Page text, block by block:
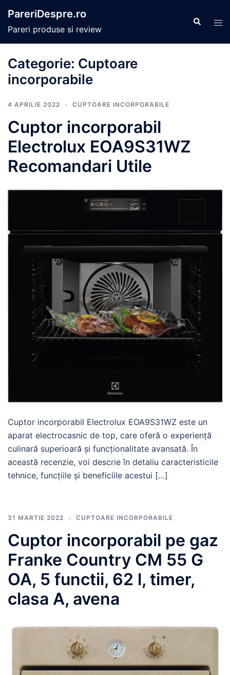
conținut
PareriDespre.ro
Pareri produse si review
Caută
Categorie: Cuptoare
incorporabile
4 APRILIE 2022 CUPTOARE INCORPORABILE
Cuptor incorporabil
Electrolux EOA9S31WZ
Recomandari Utile
Cuptor incorporabil Electrolux EOA9S31WZ este un
aparat electrocasnic de top, care oferă o experiență
culinară superioară și funcționalitate avansată. În
această recenzie, voi descrie în detaliu caracteristicile
tehnice, funcțiile și beneficiile acestui […]
31 MARTIE 2022 CUPTOARE INCORPORABILE
Cuptor incorporabil pe gaz
Franke Country CM 55 G
OA, 5 functii, 62 l, timer,
clasa A, avena